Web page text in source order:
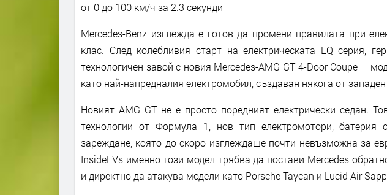
от 0 до 100 км/ч за 2.3 секунди
Mercedes-Benz изглежда е готов да промени правилата при
клас. След колебливия старт на електрическата EQ серия,
технологичен завой с новия Mercedes-AMG GT 4-Door Coupe –
като най-напредналия електромобил, създаван някога от
Новият AMG GT не е просто поредният електрически седан.
технологии от Формула 1, нов тип електромотори, батерия
зареждане, която до скоро изглеждаше почти невъзможна за
InsideEVs именно този модел трябва да постави Mercedes
и директно да атакува модели като Porsche Taycan и Lucid Air